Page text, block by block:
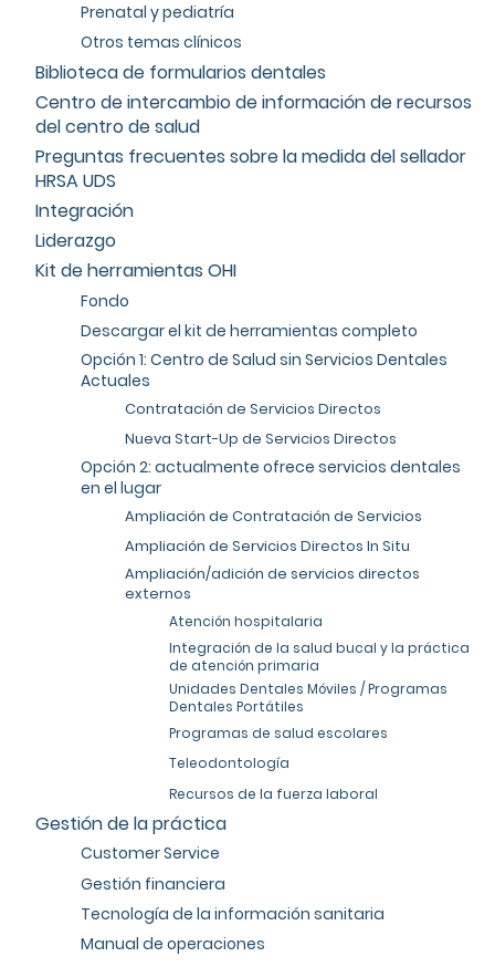
Prenatal y pediatría
Otros temas clínicos
Biblioteca de formularios dentales
Centro de intercambio de información de recursos
del centro de salud
Preguntas frecuentes sobre la medida del sellador
HRSA UDS
Integración
Liderazgo
Kit de herramientas OHI
Fondo
Descargar el kit de herramientas completo
Opción 1: Centro de Salud sin Servicios Dentales
Actuales
Contratación de Servicios Directos
Nueva Start-Up de Servicios Directos
Opción 2: actualmente ofrece servicios dentales
en el lugar
Ampliación de Contratación de Servicios
Ampliación de Servicios Directos In Situ
Ampliación/adición de servicios directos
externos
Atención hospitalaria
Integración de la salud bucal y la práctica
de atención primaria
Unidades Dentales Móviles / Programas
Dentales Portátiles
Programas de salud escolares
Teleodontología
Recursos de la fuerza laboral
Gestión de la práctica
Customer Service
Gestión financiera
Tecnología de la información sanitaria
Manual de operaciones